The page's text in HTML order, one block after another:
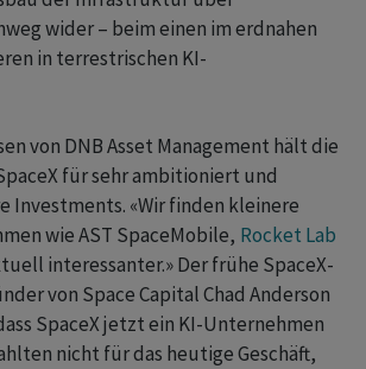
wider – beim einen im erdnahen
in terrestrischen KI-
von DNB Asset Management hält die
für sehr ambitioniert und
Investments. «Wir finden kleinere
wie AST SpaceMobile, Rocket Lab
interessanter.» Der frühe SpaceX-
von Space Capital Chad Anderson
SpaceX jetzt ein KI-Unternehmen
nicht für das heutige Geschäft,